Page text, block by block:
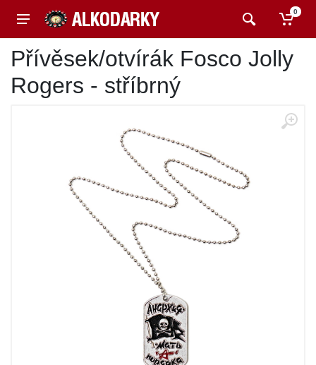
0
Přívěsek/otvírák Fosco Jolly
Rogers - stříbrný